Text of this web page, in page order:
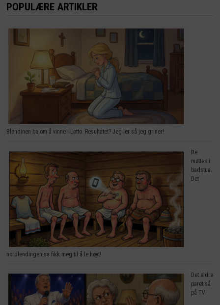
POPULÆRE ARTIKLER
Blondinen ba om å vinne i Lotto. Resultatet? Jeg ler så jeg griner!
De
møttes i
badstua.
Det
nordlendingen sa fikk meg til å le høyt!
Det eldre
paret så
på TV-